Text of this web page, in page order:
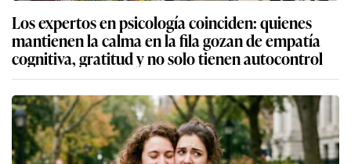
Los expertos en psicología coinciden: quienes
mantienen la calma en la fila gozan de empatía
cognitiva, gratitud y no solo tienen autocontrol